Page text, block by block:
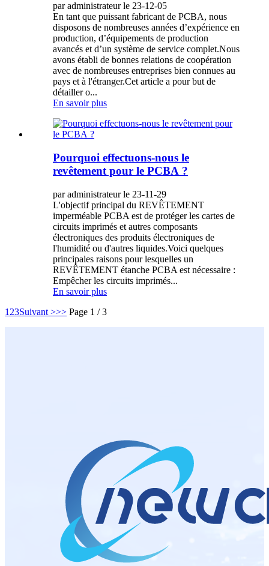
par administrateur le 23-12-05
En tant que puissant fabricant de PCBA, nous
disposons de nombreuses années d’expérience en
production, d’équipements de production
avancés et d’un système de service complet.Nous
avons établi de bonnes relations de coopération
avec de nombreuses entreprises bien connues au
pays et à l'étranger.Cet article a pour but de
détailler o...
En savoir plus
Pourquoi effectuons-nous le
revêtement pour le PCBA ?
par administrateur le 23-11-29
L'objectif principal du REVÊTEMENT
imperméable PCBA est de protéger les cartes de
circuits imprimés et autres composants
électroniques des produits électroniques de
l'humidité ou d'autres liquides.Voici quelques
principales raisons pour lesquelles un
REVÊTEMENT étanche PCBA est nécessaire :
Empêcher les circuits imprimés...
En savoir plus
1 23Suivant >>> Page 1 / 3